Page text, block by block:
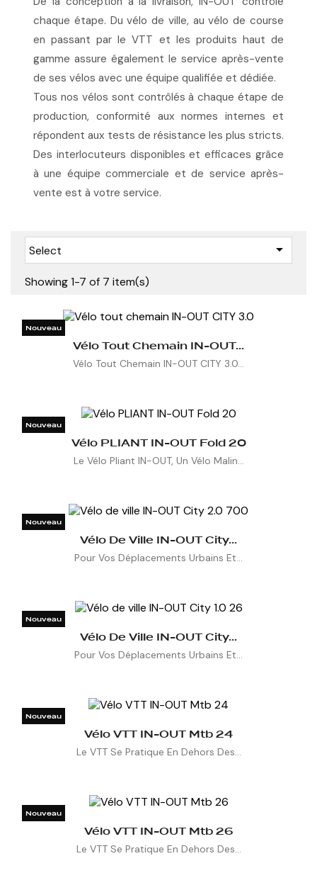
chaque étape. Du vélo de ville, au vélo de course
en passant par le VTT et les produits haut de
gamme assure également le service après-vente
de ses vélos avec une équipe qualifiée et dédiée.
Tous nos vélos sont contrôlés à chaque étape de
production, conformité aux normes internes et
répondent aux tests de résistance les plus stricts.
Des interlocuteurs disponibles et efficaces grâce
à une équipe commerciale et de service après-
vente est à votre service.
Select 
Showing 1-7 of 7 item(s)
Nouveau
Vélo Tout Chemain IN-OUT...
Vélo Tout Chemain IN-OUT CITY 3.0...
Nouveau
Vélo PLIANT IN-OUT Fold 20
Le Vélo Pliant IN-OUT, Un Vélo Malin...
Nouveau
Vélo De Ville IN-OUT City...
Pour Vos Déplacements Urbains Et...
Nouveau
Vélo De Ville IN-OUT City...
Pour Vos Déplacements Urbains Et...
Nouveau
Vélo VTT IN-OUT Mtb 24
Le VTT Se Pratique En Dehors Des...
Nouveau
Vélo VTT IN-OUT Mtb 26
Le VTT Se Pratique En Dehors Des...